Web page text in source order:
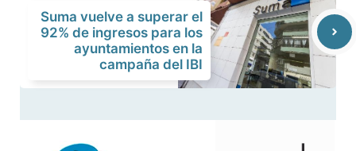
Suma vuelve a superar el
92% de ingresos para los
ayuntamientos en la
campaña del IBI